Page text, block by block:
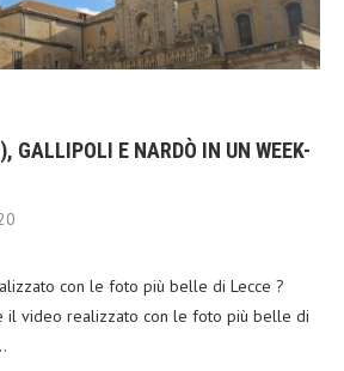
GALLIPOLI E NARDÒ IN UN WEEK-
con le foto più belle di Lecce ?
il video realizzato con le foto più belle di